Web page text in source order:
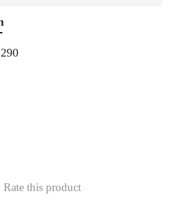
Rate this product